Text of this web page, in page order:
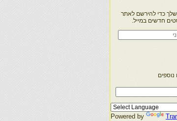
כדי להירשם לאתר
חדשים במייל.
Powered by